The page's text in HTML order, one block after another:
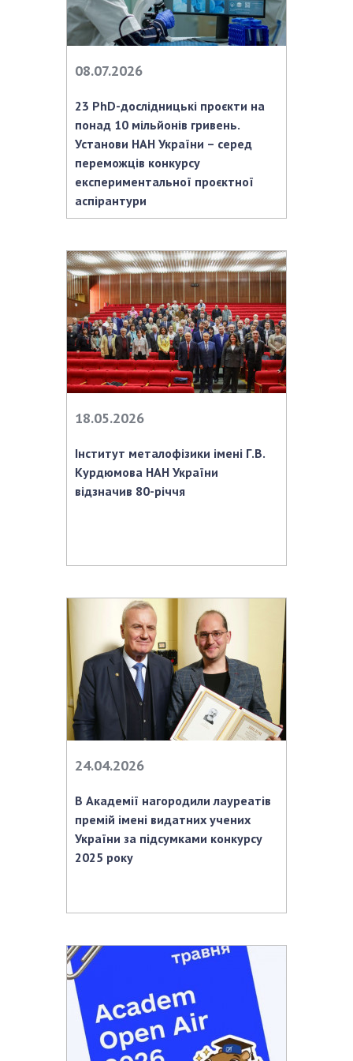
ЗАСІДАННЯ ПРЕЗИДІЇ НАН УКРАЇНИ
НАУКОВІ ВИДАННЯ
МЕДІА ПРО НАС
АКАДЕМІЯ КОМЕНТУЄ
КОНТАКТИ
ПРОФСПІЛКА НАН УКРАЇНИ
08.07.2026
23 PhD-дослідницькі проєкти на
понад 10 мільйонів гривень.
Установи НАН України – серед
переможців конкурсу
експериментальної проєктної
аспірантури
18.05.2026
Інститут металофізики імені Г.В.
Курдюмова НАН України
відзначив 80-річчя
24.04.2026
В Академії нагородили лауреатів
премій імені видатних учених
України за підсумками конкурсу
2025 року